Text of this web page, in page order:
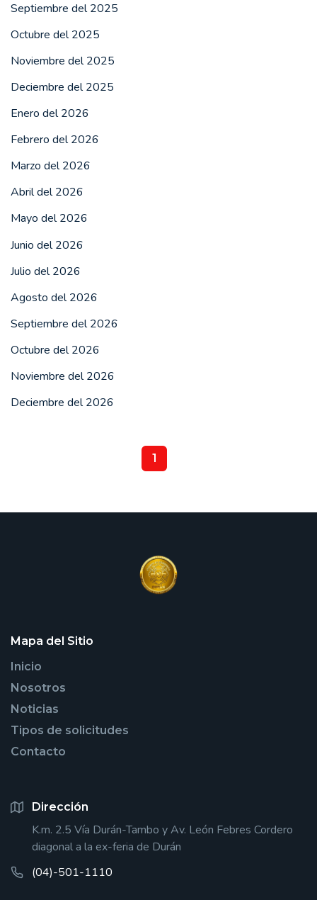
Septiembre del 2025
Octubre del 2025
Noviembre del 2025
Deciembre del 2025
Enero del 2026
Febrero del 2026
Marzo del 2026
Abril del 2026
Mayo del 2026
Junio del 2026
Julio del 2026
Agosto del 2026
Septiembre del 2026
Octubre del 2026
Noviembre del 2026
Deciembre del 2026
1
Mapa del Sitio
Inicio
Nosotros
Noticias
Tipos de solicitudes
Contacto
Dirección
K.m. 2.5 Vía Durán-Tambo y Av. León Febres Cordero
diagonal a la ex-feria de Durán
(04)-501-1110